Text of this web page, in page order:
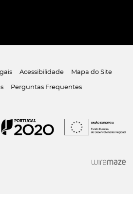
Acessibilidade Mapa do Site
Perguntas Frequentes